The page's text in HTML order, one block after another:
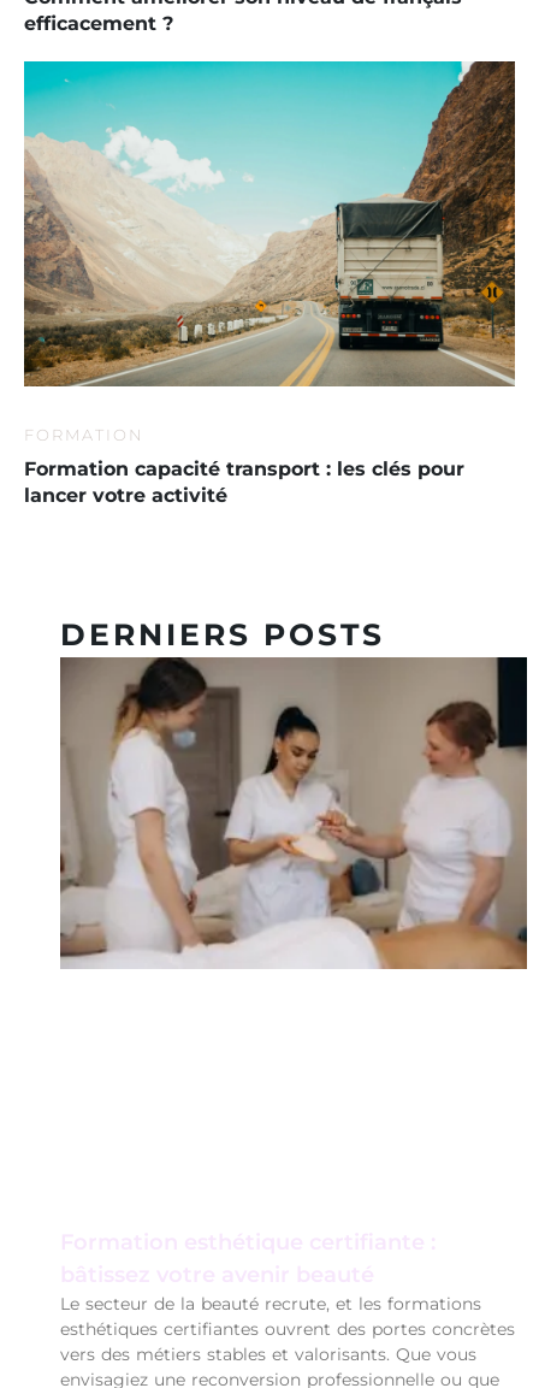
DERNIERS POSTS
Formation esthétique certifiante :
bâtissez votre avenir beauté
Le secteur de la beauté recrute, et les formations
esthétiques certifiantes ouvrent des portes concrètes
vers des métiers stables et valorisants. Que vous
envisagiez une reconversion professionnelle ou que
efficacement ?
FORMATION
Formation capacité transport : les clés pour
lancer votre activité